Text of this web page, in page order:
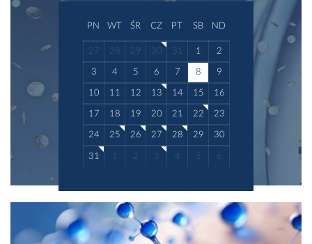
PN WT ŚR CZ PT SB ND
27 28 29 30 31 1 2
3 4 5 6 7 8 9
10 11 12 13 14 15 16
17 18 19 20 21 22 23
24 25 26 27 28 29 30
31 1 2 3 4 5 6